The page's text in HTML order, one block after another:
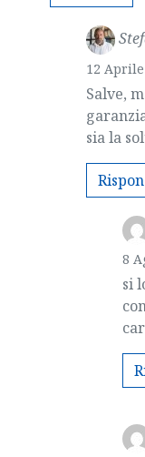
12
Salve,
sia la
8
si